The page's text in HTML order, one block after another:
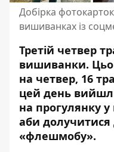
Добірка
вишиванках із
Третій четвер
вишиванки.
на четвер, 16
цей день
на прогулянку
аби долучитися
«флешмобу».